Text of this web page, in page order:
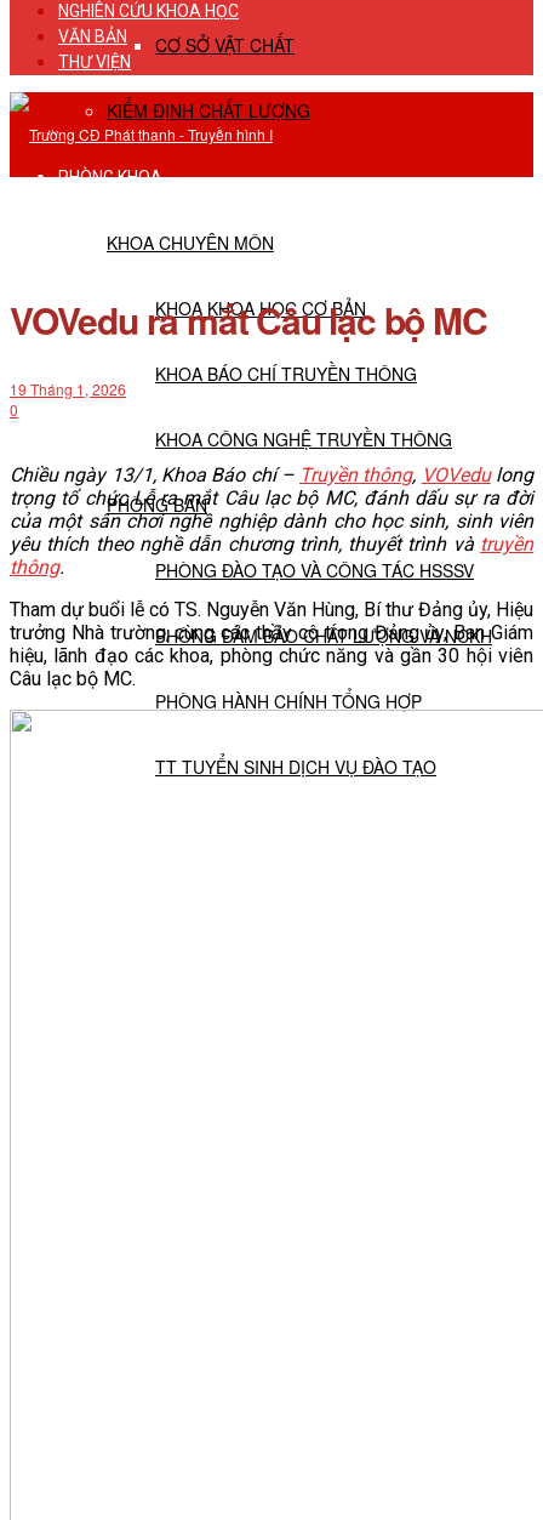
CƠ SỞ VẬT CHẤT
KIỂM ĐỊNH CHẤT LƯỢNG
PHÒNG KHOA
KHOA CHUYÊN MÔN
KHOA KHOA HỌC CƠ BẢN
KHOA BÁO CHÍ TRUYỀN THÔNG
KHOA CÔNG NGHỆ TRUYỀN THÔNG
PHÒNG BAN
PHÒNG ĐÀO TẠO VÀ CÔNG TÁC HSSSV
PHÒNG ĐẢM BẢO CHẤT LƯỢNG VÀ NCKH
PHÒNG HÀNH CHÍNH TỔNG HỢP
TT TUYỂN SINH DỊCH VỤ ĐÀO TẠO
NGHIÊN CỨU KHOA HỌC
VĂN BẢN
THƯ VIỆN
VOVedu ra mắt Câu lạc bộ MC
19 Tháng 1, 2026
0
Chiều ngày 13/1, Khoa Báo chí – Truyền thông, VOVedulong
trọng tổ chức Lễ ra mắt Câu lạc bộ MC, đánh dấu sự ra đời
của một sân chơi nghề nghiệp dành cho học sinh, sinh viên
yêu thích theo nghề dẫn chương trình, thuyết trình và truyền
thông.
Tham dự buổi lễ có TS. Nguyễn Văn Hùng, Bí thư Đảng ủy, Hiệu
trưởng Nhà trường, cùng các thầy cô trong Đảng ủy, Ban Giám
hiệu, lãnh đạo các khoa, phòng chức năng và gần 30 hội viên
Câu lạc bộ MC.